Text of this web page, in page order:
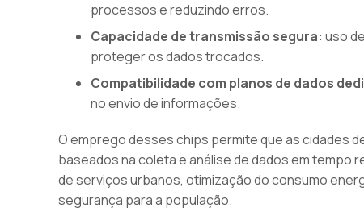
processos e reduzindo erros.
Capacidade de transmissão segura: uso
proteger os dados trocados.
Compatibilidade com planos de dados
no envio de informações.
O emprego desses chips permite que as cidades
baseados na coleta e análise de dados em tempo
de serviços urbanos, otimização do consumo
segurança para a população.